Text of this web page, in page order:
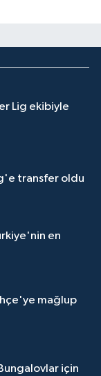
Lig ekibiyle
transfer oldu
en
mağlup
için